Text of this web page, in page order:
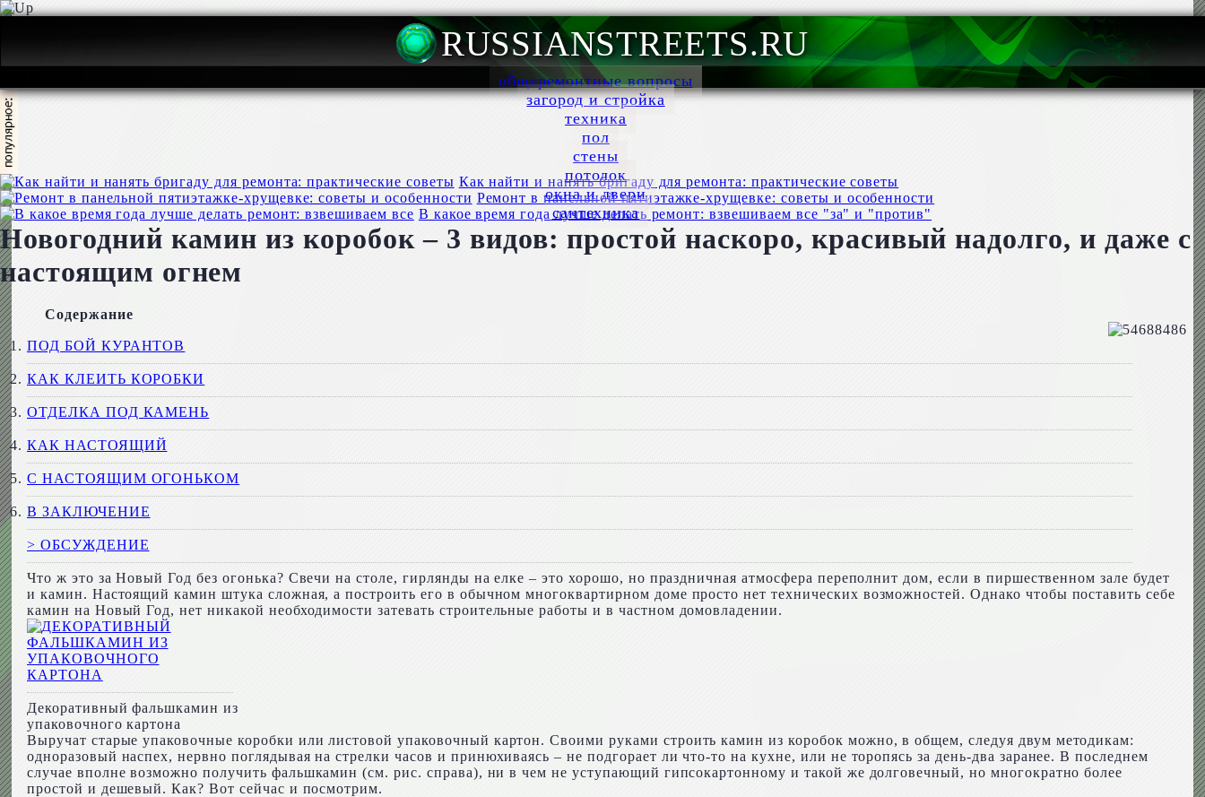
RUSSIANSTREETS.RU
общеремонтные вопросы
загород и стройка
техника
пол
стены
потолок
окна и двери
сантехника
Как найти и нанять бригаду для ремонта: практические советы
Ремонт в панельной пятиэтажке-хрущевке: советы и особенности
В какое время года лучше делать ремонт: взвешиваем все "за" и "против"
Новогодний камин из коробок – 3 видов: простой наскоро, красивый надолго, и даже с
настоящим огнем
Содержание
ПОД БОЙ КУРАНТОВ
КАК КЛЕИТЬ КОРОБКИ
ОТДЕЛКА ПОД КАМЕНЬ
КАК НАСТОЯЩИЙ
С НАСТОЯЩИМ ОГОНЬКОМ
В ЗАКЛЮЧЕНИЕ
> ОБСУЖДЕНИЕ
Что ж это за Новый Год без огонька? Свечи на столе, гирлянды на елке – это хорошо, но праздничная атмосфера переполнит дом, если в пиршественном зале будет
и камин. Настоящий камин штука сложная, а построить его в обычном многоквартирном доме просто нет технических возможностей. Однако чтобы поставить себе
камин на Новый Год, нет никакой необходимости затевать строительные работы и в частном домовладении.
Декоративный фальшкамин из
упаковочного картона
Выручат старые упаковочные коробки или листовой упаковочный картон. Своими руками строить камин из коробок можно, в общем, следуя двум методикам:
одноразовый наспех, нервно поглядывая на стрелки часов и принюхиваясь – не подгорает ли что-то на кухне, или не торопясь за день-два заранее. В последнем
случае вполне возможно получить фальшкамин (см. рис. справа), ни в чем не уступающий гипсокартонному и такой же долговечный, но многократно более
простой и дешевый. Как? Вот сейчас и посмотрим.